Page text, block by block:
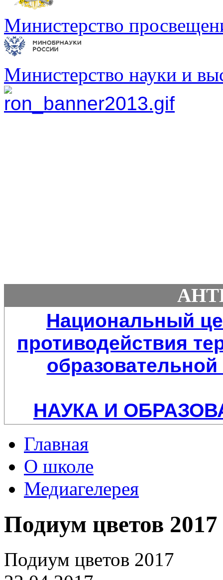
Министерство
Министерство науки и
Национальный
противодействия
НАУКА И
Главная
О школе
Медиагелерея
Подиум цветов 2017
Подиум цветов 2017